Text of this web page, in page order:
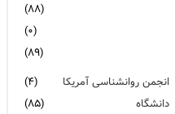
(۸۸)
(۰)
(۸۹)
انجمن روانشناسی آمریکا
(۴)
دانشگاه
(۸۵)